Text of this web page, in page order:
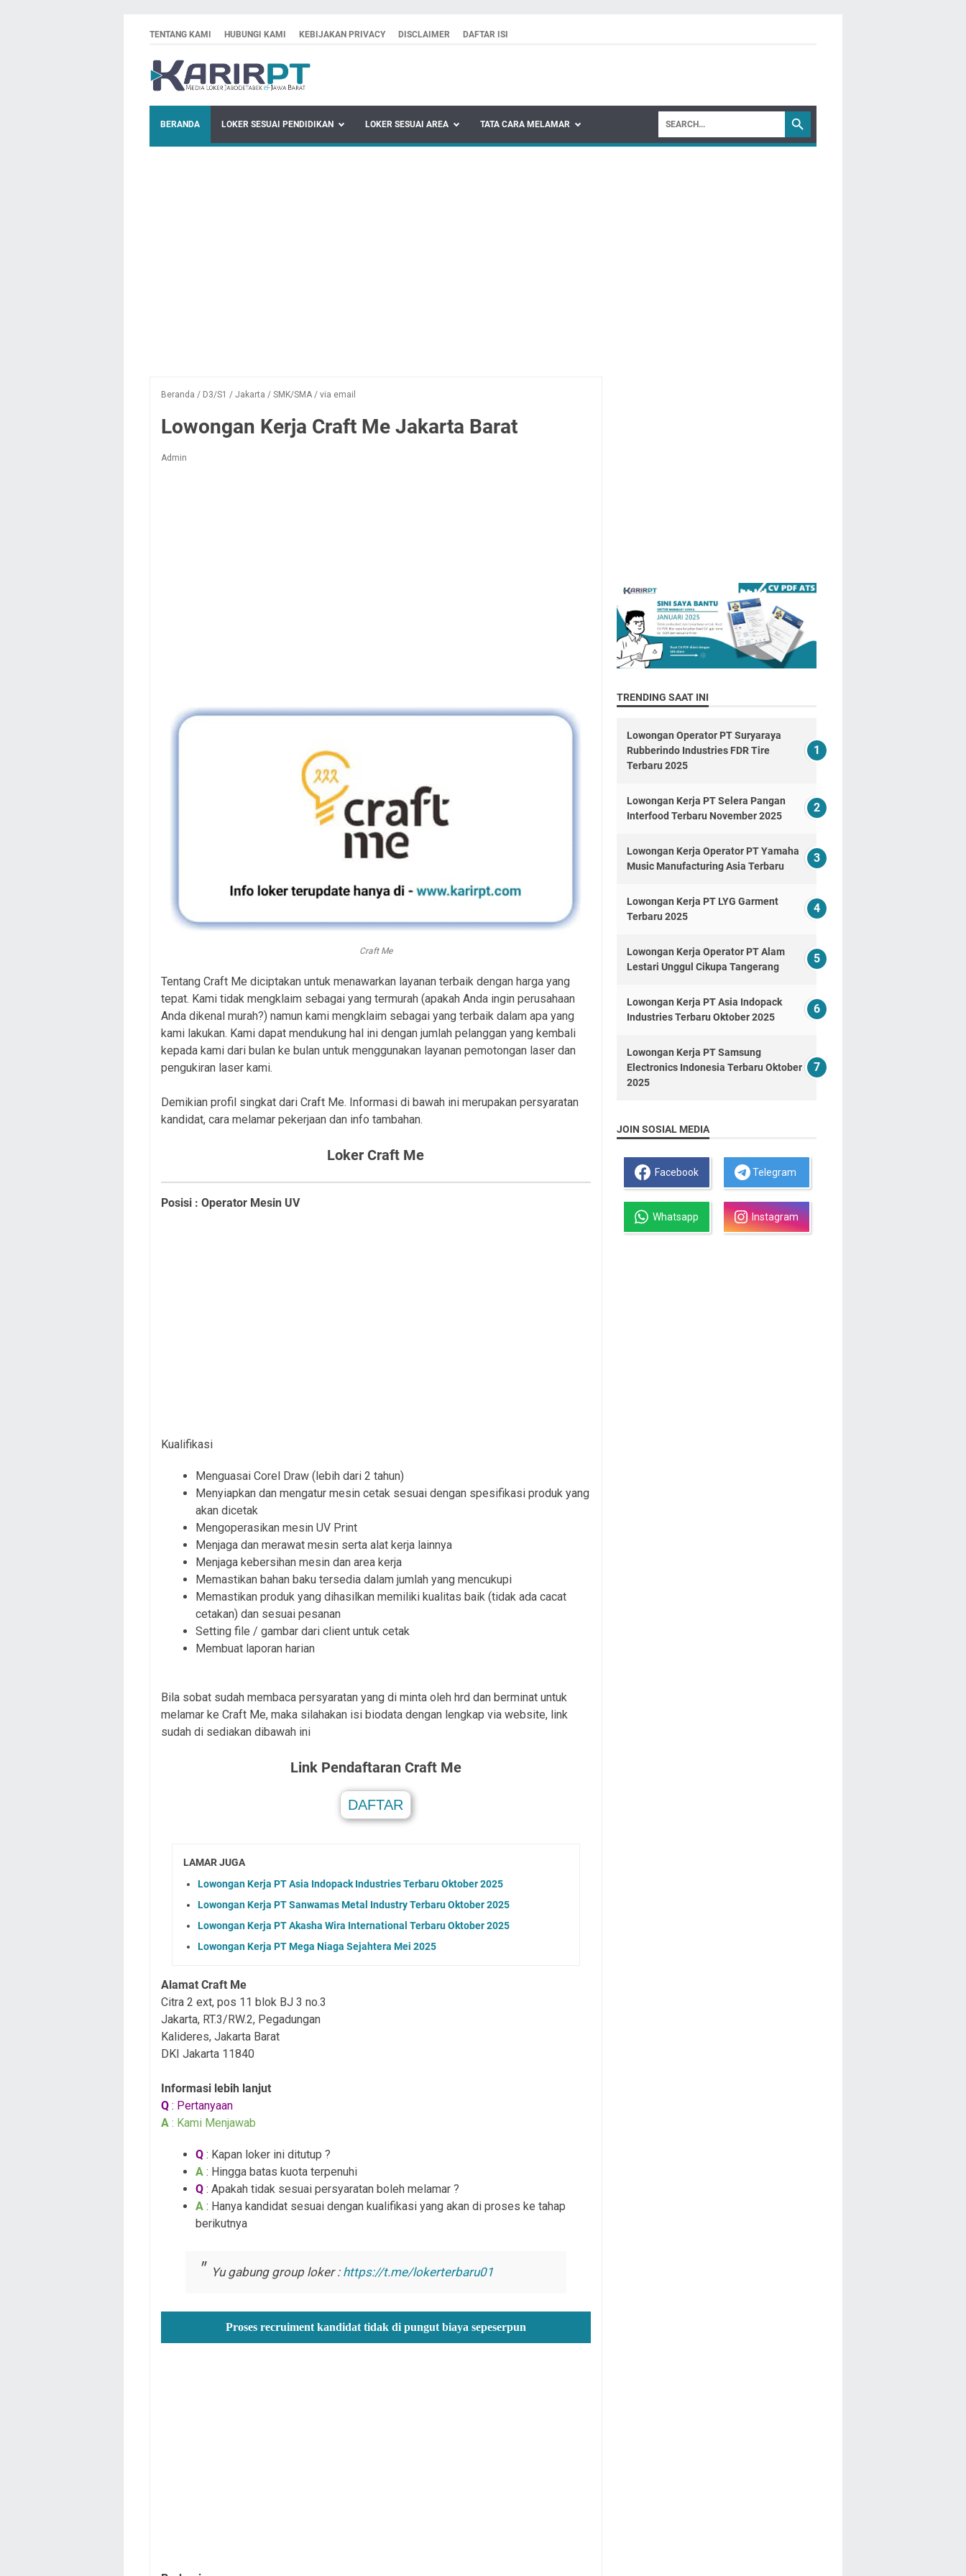
TENTANG KAMI HUBUNGI KAMI KEBIJAKAN PRIVACY DISCLAIMER DAFTAR ISI
BERANDA LOKER SESUAI PENDIDIKAN LOKER SESUAI AREA TATA CARA MELAMAR
Beranda / D3/S1 / Jakarta / SMK/SMA / via email
Lowongan Kerja Craft Me Jakarta Barat
Admin
Craft Me
Tentang Craft Me diciptakan untuk menawarkan layanan terbaik dengan harga yang
tepat. Kami tidak mengklaim sebagai yang termurah (apakah Anda ingin perusahaan
Anda dikenal murah?) namun kami mengklaim sebagai yang terbaik dalam apa yang
kami lakukan. Kami dapat mendukung hal ini dengan jumlah pelanggan yang kembali
kepada kami dari bulan ke bulan untuk menggunakan layanan pemotongan laser dan
pengukiran laser kami.
Demikian profil singkat dari Craft Me. Informasi di bawah ini merupakan persyaratan
kandidat, cara melamar pekerjaan dan info tambahan.
Loker Craft Me
Posisi : Operator Mesin UV
Kualifikasi
Menguasai Corel Draw (lebih dari 2 tahun)
Menyiapkan dan mengatur mesin cetak sesuai dengan spesifikasi produk yang
akan dicetak
Mengoperasikan mesin UV Print
Menjaga dan merawat mesin serta alat kerja lainnya
Menjaga kebersihan mesin dan area kerja
Memastikan bahan baku tersedia dalam jumlah yang mencukupi
Memastikan produk yang dihasilkan memiliki kualitas baik (tidak ada cacat
cetakan) dan sesuai pesanan
Setting file / gambar dari client untuk cetak
Membuat laporan harian
Bila sobat sudah membaca persyaratan yang di minta oleh hrd dan berminat untuk
melamar ke Craft Me, maka silahakan isi biodata dengan lengkap via website, link
sudah di sediakan dibawah ini
Link Pendaftaran Craft Me
DAFTAR
.
LAMAR JUGA
Lowongan Kerja PT Asia Indopack Industries Terbaru Oktober 2025
Lowongan Kerja PT Sanwamas Metal Industry Terbaru Oktober 2025
Lowongan Kerja PT Akasha Wira International Terbaru Oktober 2025
Lowongan Kerja PT Mega Niaga Sejahtera Mei 2025
Alamat Craft Me
Citra 2 ext, pos 11 blok BJ 3 no.3
Jakarta, RT.3/RW.2, Pegadungan
Kalideres, Jakarta Barat
DKI Jakarta 11840
Informasi lebih lanjut
Q : Pertanyaan
A : Kami Menjawab
Q : Kapan loker ini ditutup ?
A : Hingga batas kuota terpenuhi
Q : Apakah tidak sesuai persyaratan boleh melamar ?
A : Hanya kandidat sesuai dengan kualifikasi yang akan di proses ke tahap
berikutnya
Yu gabung group loker : https://t.me/lokerterbaru01
Proses recruiment kandidat tidak di pungut biaya sepeserpun
TRENDING SAAT INI
Lowongan Operator PT Suryaraya
Rubberindo Industries FDR Tire
Terbaru 2025
Lowongan Kerja PT Selera Pangan
Interfood Terbaru November 2025
Lowongan Kerja Operator PT Yamaha
Music Manufacturing Asia Terbaru
Lowongan Kerja PT LYG Garment
Terbaru 2025
Lowongan Kerja Operator PT Alam
Lestari Unggul Cikupa Tangerang
Lowongan Kerja PT Asia Indopack
Industries Terbaru Oktober 2025
Lowongan Kerja PT Samsung
Electronics Indonesia Terbaru Oktober
2025
JOIN SOSIAL MEDIA
Facebook Telegram
Whatsapp Instagram